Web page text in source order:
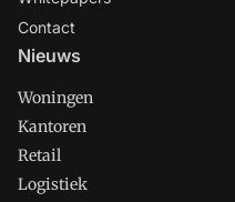
Contact
Nieuws
Woningen
Kantoren
Retail
Logistiek